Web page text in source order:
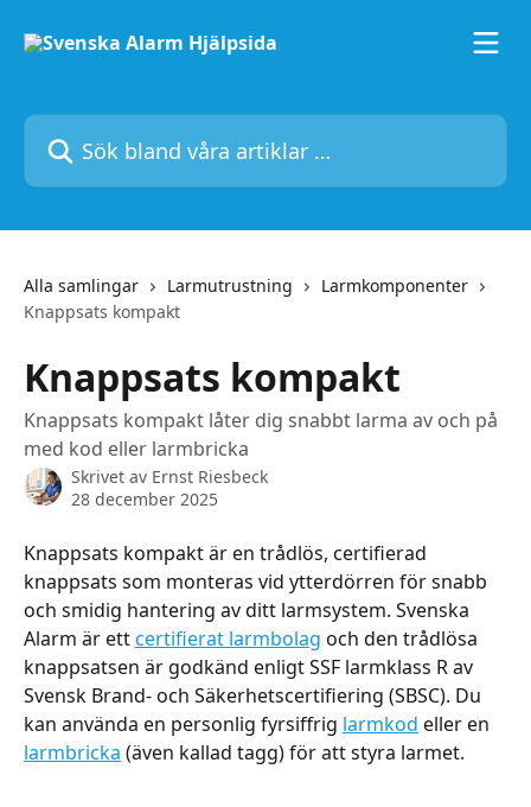
Sök bland våra artiklar …
Alla samlingar Larmutrustning
Larmkomponenter
Knappsats kompakt
Knappsats kompakt
Knappsats kompakt låter dig snabbt larma av och på
med kod eller larmbricka
Skrivet av Ernst Riesbeck
28 december 2025
Knappsats kompakt är en trådlös, certifierad
knappsats som monteras vid ytterdörren för snabb
och smidig hantering av ditt larmsystem. Svenska
Alarm är ett certifierat larmbolag och den trådlösa
knappsatsen är godkänd enligt SSF larmklass R av
Svensk Brand- och Säkerhetscertifiering (SBSC). Du
kan använda en personlig fyrsiffrig larmkod eller en
larmbricka (även kallad tagg) för att styra larmet.